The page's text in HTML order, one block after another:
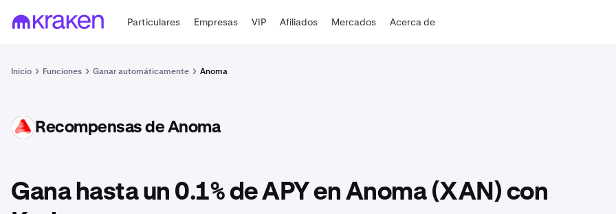
Particulares Empresas VIP Afiliados Mercados Acerca de
Inicio Funciones Ganar automáticamente Anoma
XAN Recompensas de Anoma
Gana hasta un 0.1% de APY en Anoma (XAN) con